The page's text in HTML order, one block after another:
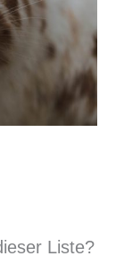
Liste?